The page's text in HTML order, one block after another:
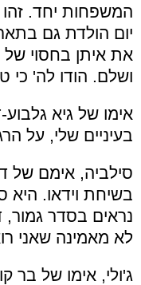
המשפחות יחד. זהו
יום הולדת גם
את איתן בחסוי
ושלם. הודו לה' כי
אימו של גיא
בעיניים שלי, על
סילביה, אימם של
בשיחת וידאו.
נראים בסדר
לא מאמינה שאני
ג'ולי, אימו של בר